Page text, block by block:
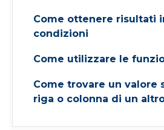
Come ottenere risultati
condizioni
Come utilizzare le
Come trovare un valore
riga o colonna di un